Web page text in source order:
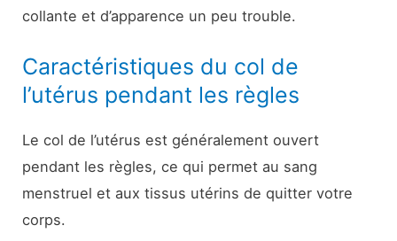
collante et d’apparence un peu trouble.
Caractéristiques du col de
l’utérus pendant les règles
Le col de l’utérus est généralement ouvert
pendant les règles, ce qui permet au sang
menstruel et aux tissus utérins de quitter votre
corps.